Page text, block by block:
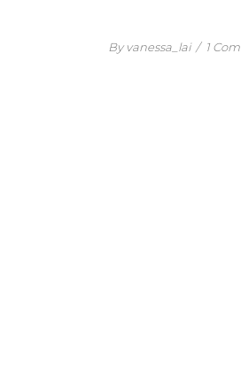
By vanessa_lai / 1